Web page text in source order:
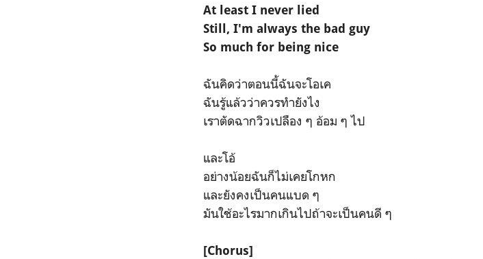
At least I never lied
Still, I'm always the bad guy
So much for being nice
ฉันคิดว่าตอนนี้ฉันจะโอเค
ฉันรู้แล้วว่าควรทำยังไง
เราตัดฉากวิวเปลือง ๆ อ้อม ๆ ไป
และโอ้
อย่างน้อยฉันก็ไม่เคยโกหก
และยังคงเป็นคนแบด ๆ
มันใช้อะไรมากเกินไปถ้าจะเป็นคนดี ๆ
[Chorus]